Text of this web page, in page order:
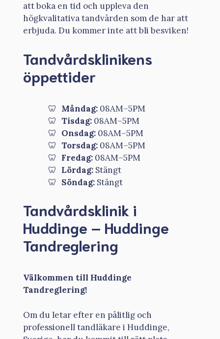
att boka en tid och uppleva den
högkvalitativa tandvården som de har att
erbjuda. Du kommer inte att bli besviken!
Tandvårdsklinikens
öppettider
Måndag: 08AM–5PM
Tisdag: 08AM–5PM
Onsdag: 08AM–5PM
Torsdag: 08AM–5PM
Fredag: 08AM–5PM
Lördag: Stängt
Söndag: Stängt
Tandvårdsklinik i
Huddinge – Huddinge
Tandreglering
Välkommen till Huddinge
Tandreglering!
Om du letar efter en pålitlig och
professionell tandläkare i Huddinge,